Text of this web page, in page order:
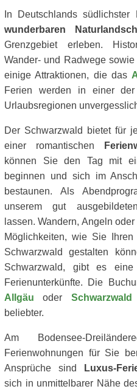
In Deutschlands
wunderbaren
Grenzgebiet erleben.
Wander- und Radwege
einige Attraktionen, die das
Ferien werden in einer
Urlaubsregionen
Der Schwarzwald bietet für
einer romantischen
können Sie den Tag mit
beginnen und sich im
bestaunen. Als
unserem gut
lassen. Wandern, Angeln
Möglichkeiten, wie Sie
Schwarzwald gestalten
Schwarzwald, gibt es
Ferienunterkünfte. Die
Allgäu oder Schwarzwald
beliebter.
Am Bodensee-
Ferienwohnungen für Sie
Ansprüche sind
Luxus-
sich in unmittelbarer Nähe